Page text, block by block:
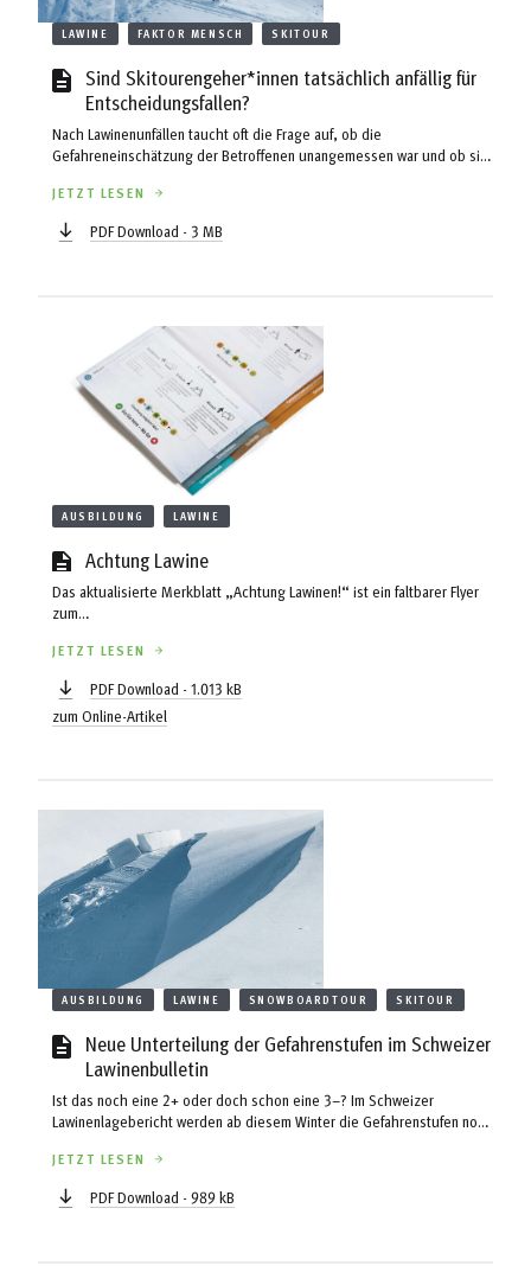
LAWINE FAKTOR MENSCH SKITOUR
Sind Skitourengeher*innen tatsächlich anfällig für
Entscheidungsfallen?
Nach Lawinenunfällen taucht oft die Frage auf, ob die
Gefahreneinschätzung der Betroffenen unangemessen war und ob sie
Lawinenwissens und Kenntnis aktueller Verhältnisse haben sie sich
vielleicht von anderen Faktoren, wie z. B. von vorhandenen Spuren, zu
einer Fehleinschätzung verleiten lassen.
JETZT LESEN
PDF Download - 3 MB
AUSBILDUNG LAWINE
Achtung Lawine
Das aktualisierte Merkblatt „Achtung Lawinen!“ ist ein faltbarer Flyer
zum
aller
Alpinsportverbände in Deutschland. Was ist neu am überarbeiteten
Faltblatt?
Und welche Ansätze kommen direkt aus der deutschen
JETZT LESEN
PDF Download - 1.013 kB
zum Online-Artikel
AUSBILDUNG LAWINE SNOWBOARDTOUR SKITOUR
Neue Unterteilung der Gefahrenstufen im Schweizer
Lawinenbulletin
Ist das noch eine 2+ oder doch schon eine 3–? Im Schweizer
Lawinenlagebericht werden ab diesem Winter die Gefahrenstufen noch
Kurt Winkler vom SLF nachgefragt.
JETZT LESEN
PDF Download - 989 kB